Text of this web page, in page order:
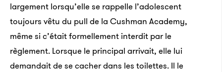
largement lorsqu’elle se rappelle l’adolescent
toujours vêtu du pull de la Cushman Academy,
même si c’était formellement interdit par le
règlement. Lorsque le principal arrivait, elle lui
demandait de se cacher dans les toilettes. Il le